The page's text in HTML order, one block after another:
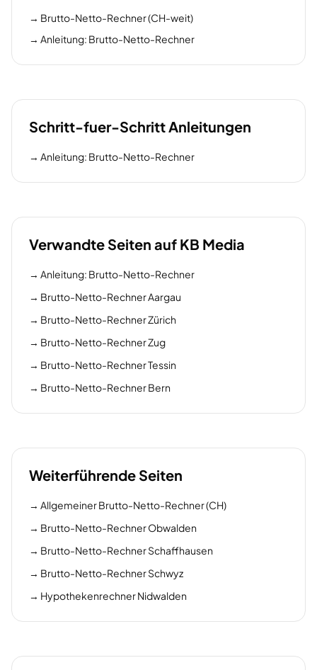
→ Brutto-Netto-Rechner (CH-weit)
→ Anleitung: Brutto-Netto-Rechner
Schritt-fuer-Schritt Anleitungen
→ Anleitung: Brutto-Netto-Rechner
Verwandte Seiten auf KB Media
→ Anleitung: Brutto-Netto-Rechner
→ Brutto-Netto-Rechner Aargau
→ Brutto-Netto-Rechner Zürich
→ Brutto-Netto-Rechner Zug
→ Brutto-Netto-Rechner Tessin
→ Brutto-Netto-Rechner Bern
Weiterführende Seiten
→ Allgemeiner Brutto-Netto-Rechner (CH)
→ Brutto-Netto-Rechner Obwalden
→ Brutto-Netto-Rechner Schaffhausen
→ Brutto-Netto-Rechner Schwyz
→ Hypothekenrechner Nidwalden